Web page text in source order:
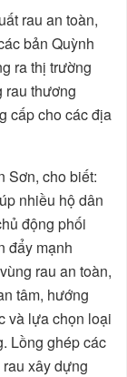
rau an toàn,
bản Quỳnh
ra thị trường
rau thương
cấp cho các địa
Sơn, cho biết:
nhiều hộ dân
động phối
đẩy mạnh
rau an toàn,
tâm, hướng
và lựa chọn loại
Lồng ghép các
xây dựng